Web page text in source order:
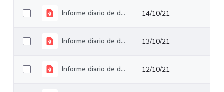
Informe diario de deuda pública del 14 de octubre de 2021 14/10/21
Informe diario de deuda pública del 13 de octubre de 2021 13/10/21
Informe diario de deuda pública del 12 de octubre de 2021 12/10/21